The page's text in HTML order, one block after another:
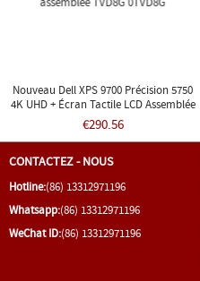
Nouveau Dell XPS 9700 Précision 5750
4K UHD + Écran Tactile LCD Assemblée
TVD8G 0TVD8G
€290.56
CONTACTEZ - NOUS
Hotline:(86) 13312971196
Whatsapp:(86) 13312971196
WeChat ID:(86) 13312971196